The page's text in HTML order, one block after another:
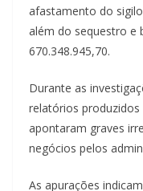
afastamento do
além do sequestro e
670.348.945,70.
Durante as
relatórios
apontaram graves
negócios pelos
As apurações